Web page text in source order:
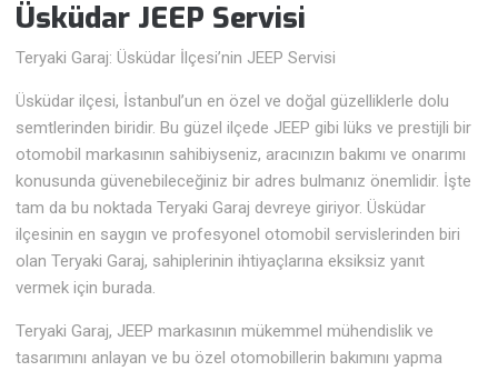
Üsküdar JEEP Servisi
Teryaki Garaj: Üsküdar İlçesi’nin JEEP Servisi
Üsküdar ilçesi, İstanbul’un en özel ve doğal güzelliklerle dolu
semtlerinden biridir. Bu güzel ilçede JEEP gibi lüks ve prestijli bir
otomobil markasının sahibiyseniz, aracınızın bakımı ve onarımı
konusunda güvenebileceğiniz bir adres bulmanız önemlidir. İşte
tam da bu noktada Teryaki Garaj devreye giriyor. Üsküdar
ilçesinin en saygın ve profesyonel otomobil servislerinden biri
olan Teryaki Garaj, sahiplerinin ihtiyaçlarına eksiksiz yanıt
vermek için burada.
Teryaki Garaj, JEEP markasının mükemmel mühendislik ve
tasarımını anlayan ve bu özel otomobillerin bakımını yapma